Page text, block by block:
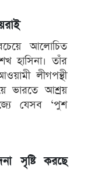
আলোচিত
হাসিনা। তাঁর
লীগপন্থী
ভারতে আশ্রয়
যেসব ‘পুশ
সৃষ্টি করছে